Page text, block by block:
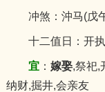
冲煞：沖马(戊
十二值日：开
宜： 嫁娶,祭祀,
纳财,掘井,会亲友